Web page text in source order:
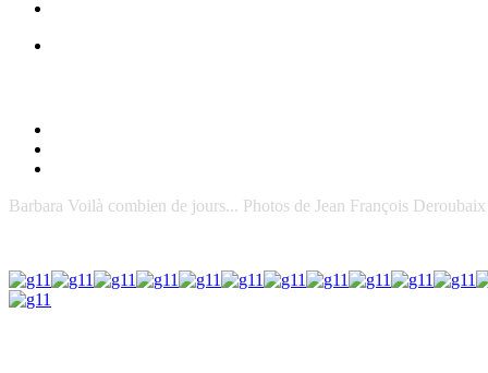
Barbara Voilà combien de jours... Photos de Jean François Deroubaix